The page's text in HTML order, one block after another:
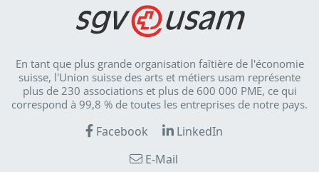
En tant que plus grande organisation faîtière de l'économie
suisse, l'Union suisse des arts et métiers usam représente
plus de 230 associations et plus de 600 000 PME, ce qui
correspond à 99,8 % de toutes les entreprises de notre pays.
Facebook
LinkedIn
E-Mail